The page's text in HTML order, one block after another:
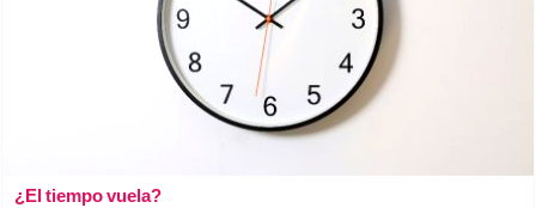
¿El tiempo vuela?